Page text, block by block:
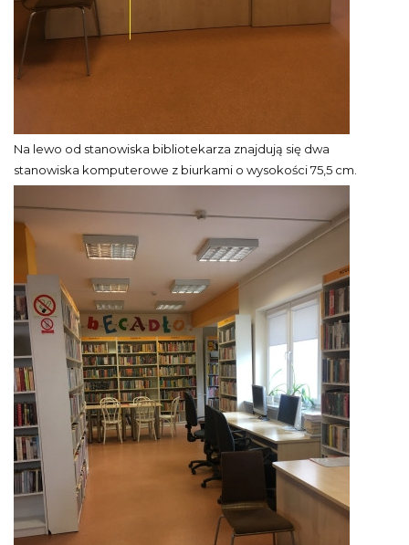
Na lewo od stanowiska bibliotekarza znajdują się dwa
stanowiska komputerowe z biurkami o wysokości 75,5 cm.